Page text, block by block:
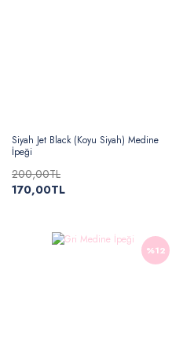
Siyah Jet Black (Koyu Siyah) Medine
İpeği
200,00TL
170,00TL
%12